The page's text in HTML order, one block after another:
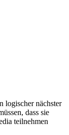
logischer nächster
dass sie
teilnehmen